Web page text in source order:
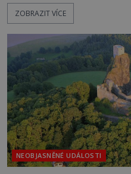
pravdivé historky, že
následovat.
Surat. Gu
ZOBRAZIT VÍCE
NEOBJASNĚNÉ UDÁLOSTI